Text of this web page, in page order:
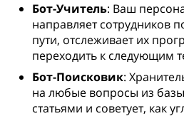
Бот-Учитель: Ваш
направляет сотрудников
пути, отслеживает их
переходить к следующим
Бот-Поисковик:
на любые вопросы из
статьями и советует, как